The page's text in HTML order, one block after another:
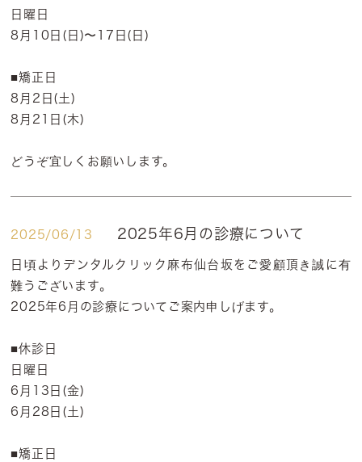
日曜日
8月10日(日)〜17日(日)
■矯正日
8月2日(土)
8月21日(木)
どうぞ宜しくお願いします。
2025/06/13 2025年6月の診療について
日頃よりデンタルクリック麻布仙台坂をご愛顧頂き誠に有
難うございます。
2025年6月の診療についてご案内申しげます。
■休診日
日曜日
6月13日(金)
6月28日(土)
■矯正日